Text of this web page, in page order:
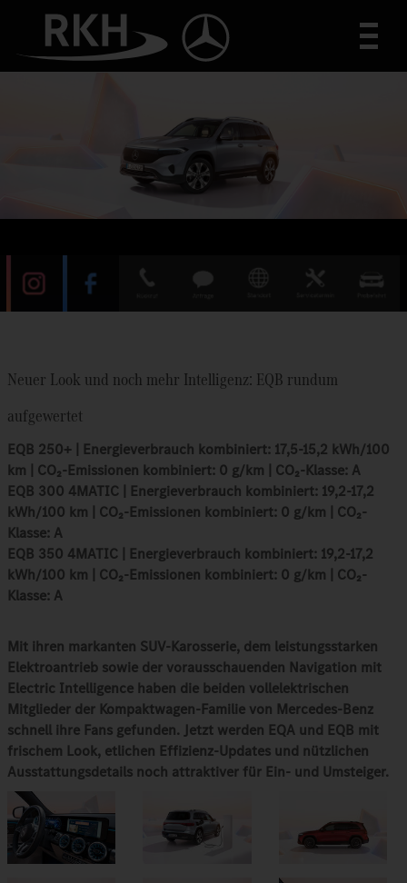
Neuer Look und noch mehr Intelligenz: EQB rundum
aufgewertet
EQB 250+ | Energieverbrauch kombiniert: 17,5-15,2 kWh/100
km | CO₂-Emissionen kombiniert: 0 g/km | CO₂-Klasse: A
EQB 300 4MATIC | Energieverbrauch kombiniert: 19,2-17,2
kWh/100 km | CO₂-Emissionen kombiniert: 0 g/km | CO₂-
Klasse: A
EQB 350 4MATIC | Energieverbrauch kombiniert: 19,2-17,2
kWh/100 km | CO₂-Emissionen kombiniert: 0 g/km | CO₂-
Klasse: A
Mit ihren markanten SUV-Karosserie, dem leistungsstarken
Elektroantrieb sowie der vorausschauenden Navigation mit
Electric Intelligence haben die beiden vollelektrischen
Mitglieder der Kompaktwagen-Familie von Mercedes-Benz
schnell ihre Fans gefunden. Jetzt werden EQA und EQB mit
frischem Look, etlichen Effizienz-Updates und nützlichen
Ausstattungsdetails noch attraktiver für Ein- und Umsteiger.